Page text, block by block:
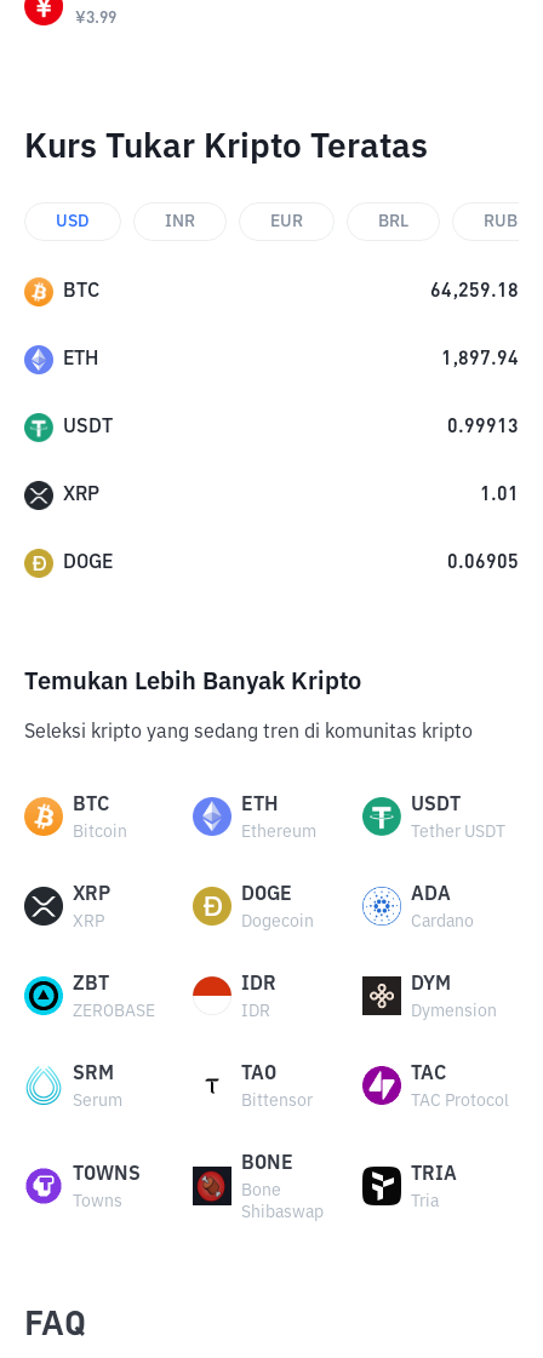
¥3.99
Kurs Tukar Kripto Teratas
USD INR EUR BRL RUB
BTC 64,259.18
ETH 1,897.94
USDT 0.99913
XRP 1.01
DOGE 0.06905
Temukan Lebih Banyak Kripto
Seleksi kripto yang sedang tren di komunitas kripto
BTC
Bitcoin
ETH
Ethereum
USDT
Tether USDT
XRP
XRP
DOGE
Dogecoin
ADA
Cardano
ZBT
ZEROBASE
IDR
IDR
DYM
Dymension
SRM
Serum
TAO
Bittensor
TAC
TAC Protocol
TOWNS
Towns
BONE
Bone
Shibaswap
TRIA
Tria
FAQ